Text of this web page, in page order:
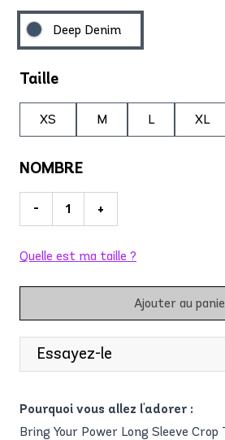
Deep Denim
Taille
XS M L XL
NOMBRE
- +
Quelle est ma taille ?
Ajouter au
Essayez-le
Pourquoi vous allez l'adorer :
Bring Your Power Long Sleeve Crop